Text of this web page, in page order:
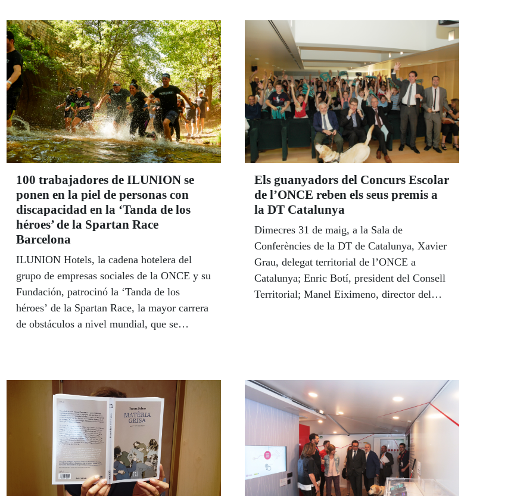
100 trabajadores de ILUNION se
ponen en la piel de personas con
discapacidad en la ‘Tanda de los
héroes’ de la Spartan Race
Barcelona
ILUNION Hotels, la cadena hotelera del
grupo de empresas sociales de la ONCE y su
Fundación, patrocinó la ‘Tanda de los
héroes’ de la Spartan Race, la mayor carrera
de obstáculos a nivel mundial, que se
héroes’, donde uno de cada cuatro
participantes tiene algún tipo de
discapacidad. El circuito fue de 5
kilómetros. El objetivo era que todo el grupo
llegase al mismo tiempo con el apoyo y la
colaboración mutua y así superar los más de
20 obstáculos hasta llegar a la meta.
Els guanyadors del Concurs Escolar
de l’ONCE reben els seus premis a
la DT Catalunya
Dimecres 31 de maig, a la Sala de
Conferències de la DT de Catalunya, Xavier
Grau, delegat territorial de l’ONCE a
Catalunya; Enric Botí, president del Consell
Territorial; Manel Eiximeno, director del
Catalunya als guanyadors del 33è Concurs
Escolar de l’ONCE i la seva Fundació.
Enguany per primera vegada a la història del
concurs els tres col•legis guanyadors ho han
estat tant a la fase provincial de Barcelona
com a l’autonòmica de Catalunya: El
Col•legi Dominiques de l’Ensenyament